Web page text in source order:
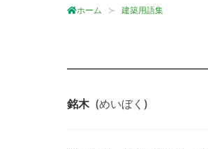
ホーム 建築用語集
銘木(めいぼく)